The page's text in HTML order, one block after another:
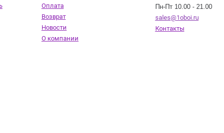
Оплата
Возврат
Новости
О компании
Пн-Пт 10.00 - 21.00
sales@1oboi.ru
Контакты